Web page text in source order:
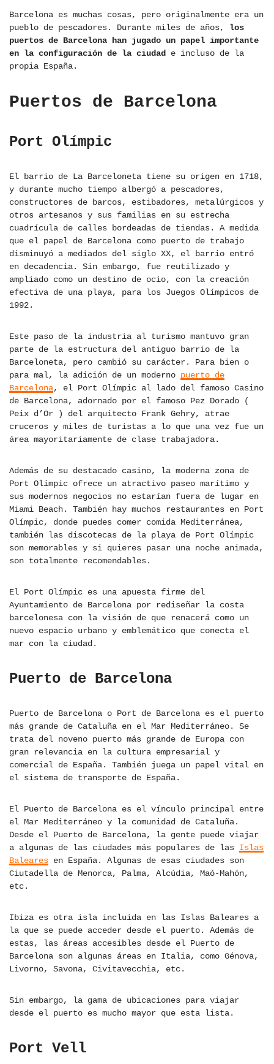
Barcelona es muchas cosas, pero originalmente era un
pueblo de pescadores. Durante miles de años, los
puertos de Barcelona han jugado un papel importante
en la configuración de la ciudad e incluso de la
propia España.
Puertos de Barcelona
Port Olímpic
El barrio de La Barceloneta tiene su origen en 1718,
y durante mucho tiempo albergó a pescadores,
constructores de barcos, estibadores, metalúrgicos y
otros artesanos y sus familias en su estrecha
cuadrícula de calles bordeadas de tiendas. A medida
que el papel de Barcelona como puerto de trabajo
disminuyó a mediados del siglo XX, el barrio entró
en decadencia. Sin embargo, fue reutilizado y
ampliado como un destino de ocio, con la creación
efectiva de una playa, para los Juegos Olímpicos de
1992.
Este paso de la industria al turismo mantuvo gran
parte de la estructura del antiguo barrio de la
Barceloneta, pero cambió su carácter. Para bien o
para mal, la adición de un moderno puerto de
Barcelona, el Port Olímpic al lado del famoso Casino
de Barcelona, adornado por el famoso Pez Dorado (
Peix d’Or ) del arquitecto Frank Gehry, atrae
cruceros y miles de turistas a lo que una vez fue un
área mayoritariamente de clase trabajadora.
Además de su destacado casino, la moderna zona de
Port Olímpic ofrece un atractivo paseo marítimo y
sus modernos negocios no estarían fuera de lugar en
Miami Beach. También hay muchos restaurantes en Port
Olímpic, donde puedes comer comida Mediterránea,
también las discotecas de la playa de Port Olímpic
son memorables y si quieres pasar una noche animada,
son totalmente recomendables.
El Port Olímpic es una apuesta firme del
Ayuntamiento de Barcelona por rediseñar la costa
barcelonesa con la visión de que renacerá como un
nuevo espacio urbano y emblemático que conecta el
mar con la ciudad.
Puerto de Barcelona
Puerto de Barcelona o Port de Barcelona es el puerto
más grande de Cataluña en el Mar Mediterráneo. Se
trata del noveno puerto más grande de Europa con
gran relevancia en la cultura empresarial y
comercial de España. También juega un papel vital en
el sistema de transporte de España.
El Puerto de Barcelona es el vínculo principal entre
el Mar Mediterráneo y la comunidad de Cataluña.
Desde el Puerto de Barcelona, la gente puede viajar
a algunas de las ciudades más populares de las Islas
Baleares en España. Algunas de esas ciudades son
Ciutadella de Menorca, Palma, Alcúdia, Maó-Mahón,
etc.
Ibiza es otra isla incluida en las Islas Baleares a
la que se puede acceder desde el puerto. Además de
estas, las áreas accesibles desde el Puerto de
Barcelona son algunas áreas en Italia, como Génova,
Livorno, Savona, Civitavecchia, etc.
Sin embargo, la gama de ubicaciones para viajar
desde el puerto es mucho mayor que esta lista.
Port Vell